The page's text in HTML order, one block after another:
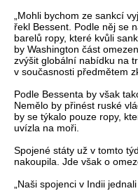
„Mohli bychom ze sankcí
řekl Bessent. Podle něj se
barelů ropy, které kvůli
by Washington část
zvýšit globální nabídku na
v současnosti předmětem
Podle Bessenta by však
Nemělo by přinést ruské
by se týkalo pouze ropy,
uvízla na moři.
Spojené státy už v tomto
nakoupila. Jde však o
„Naši spojenci v Indii